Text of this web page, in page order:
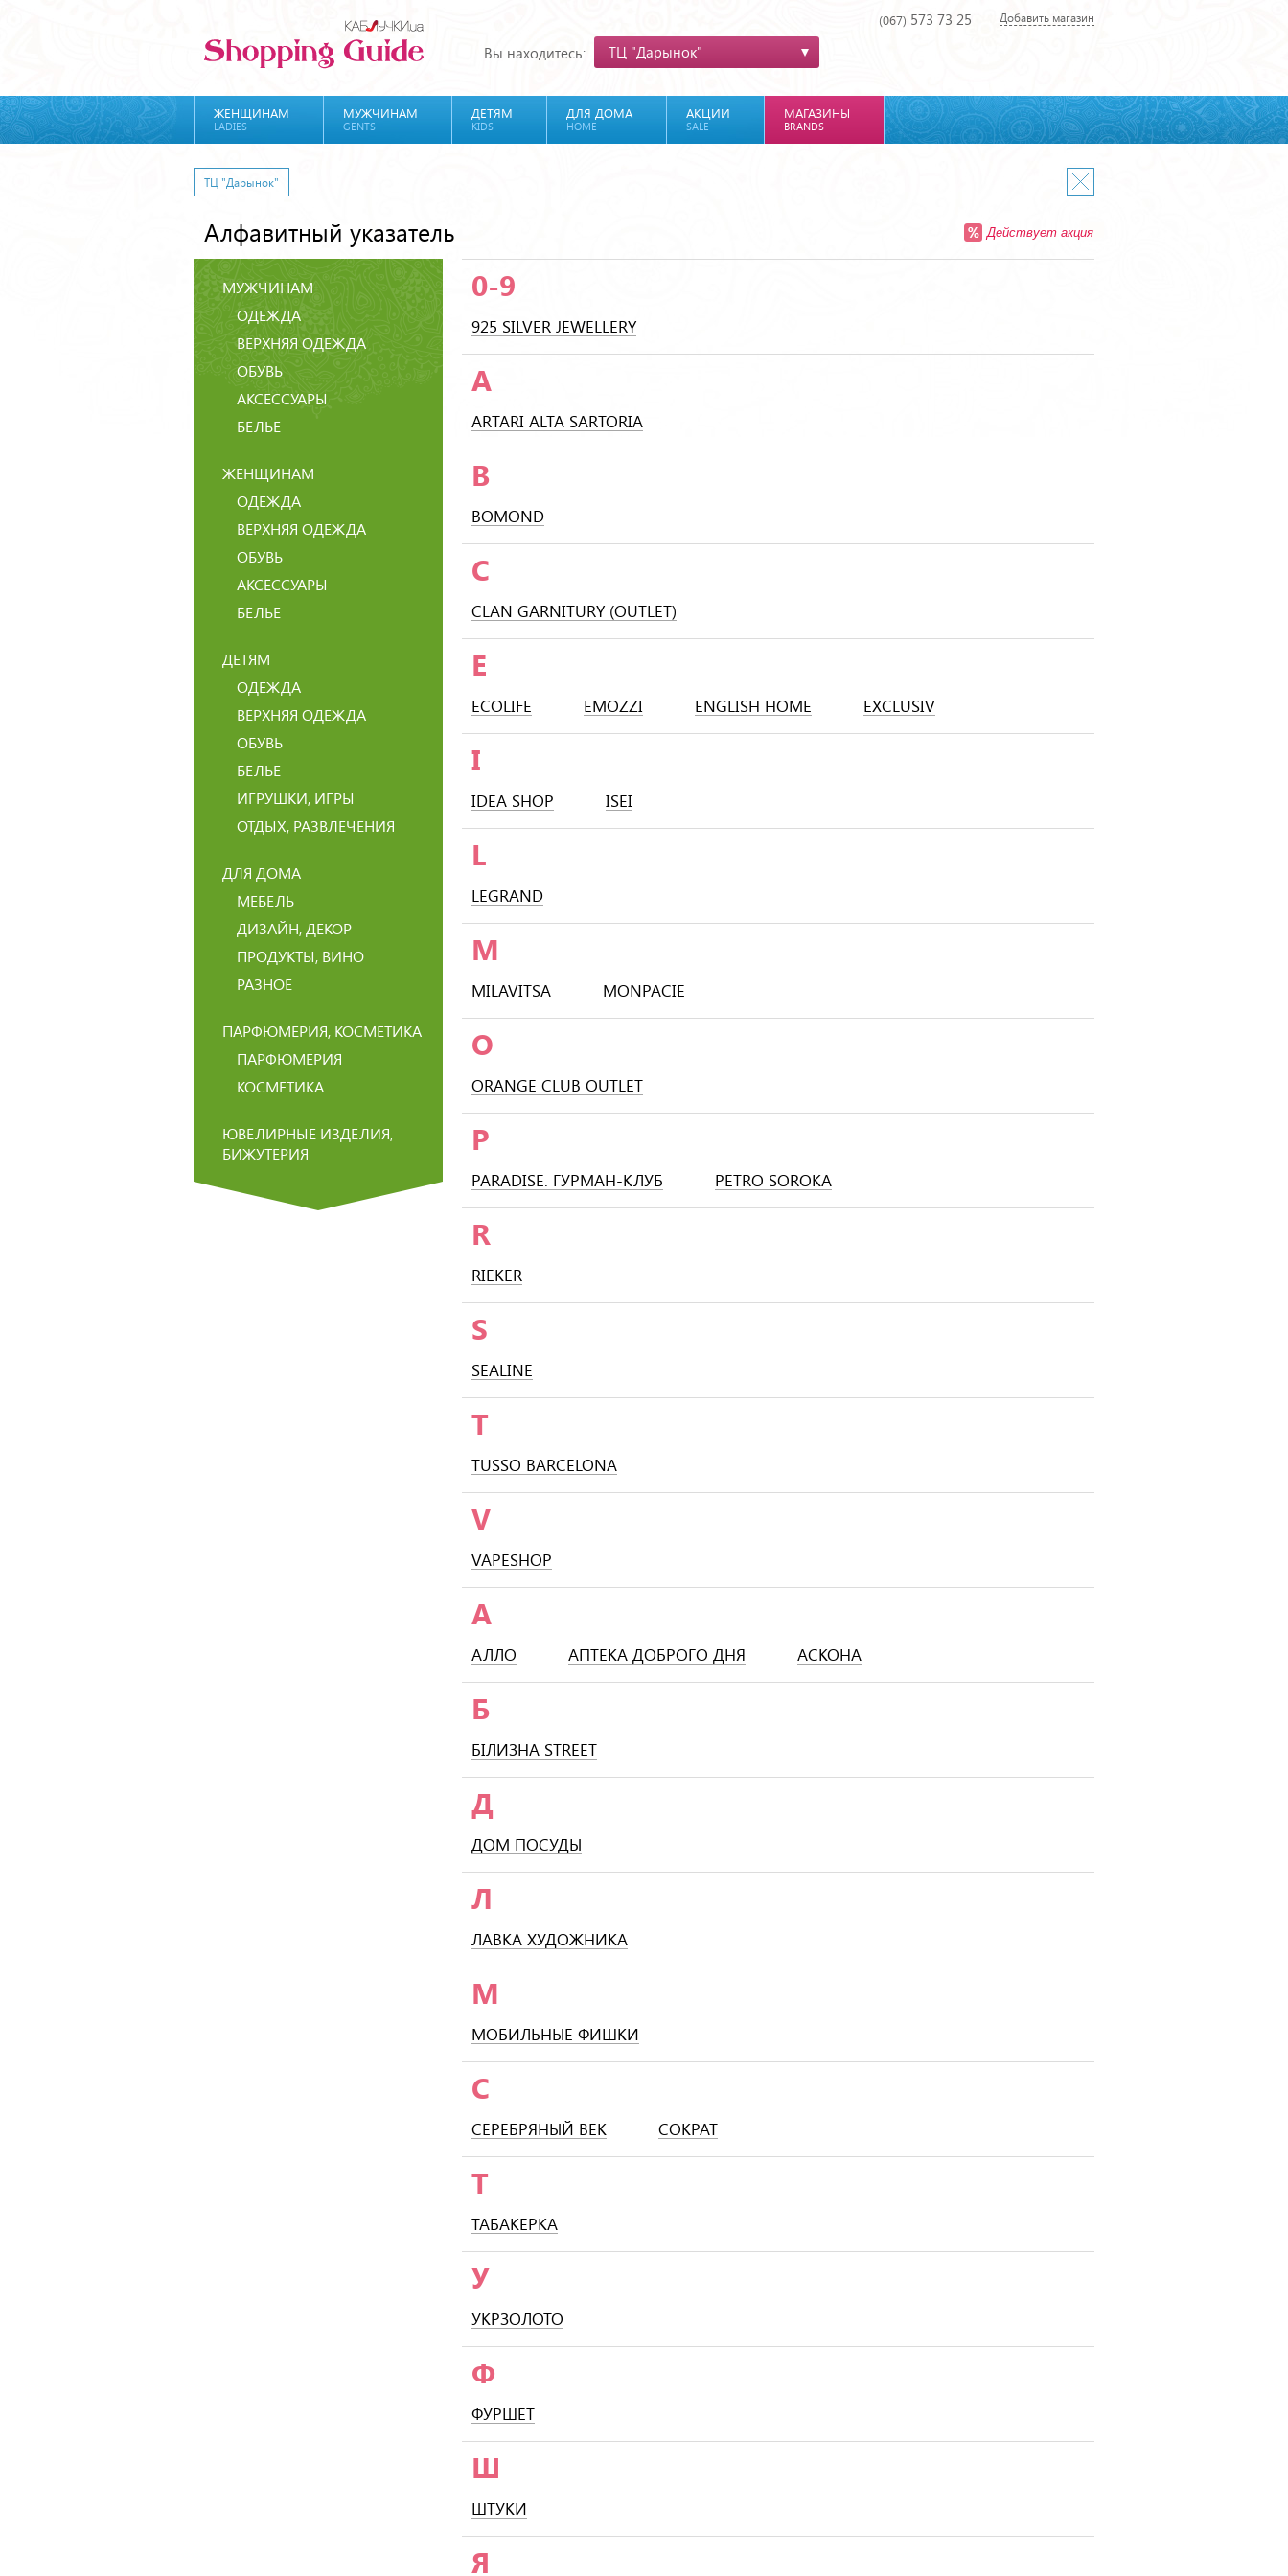
Вы находитесь: ТЦ "Дарынок"
(067) 573 73 25 Добавить магазин
ЖЕНЩИНАМ
LADIES
МУЖЧИНАМ
GENTS
ДЕТЯМ
KIDS
ДЛЯ ДОМА
HOME
АКЦИИ
SALE
МАГАЗИНЫ
BRANDS
ТЦ "Дарынок"
Алфавитный указатель Действует акция
МУЖЧИНАМ
ОДЕЖДА
ВЕРХНЯЯ ОДЕЖДА
ОБУВЬ
АКСЕССУАРЫ
БЕЛЬЕ
ЖЕНЩИНАМ
ОДЕЖДА
ВЕРХНЯЯ ОДЕЖДА
ОБУВЬ
АКСЕССУАРЫ
БЕЛЬЕ
ДЕТЯМ
ОДЕЖДА
ВЕРХНЯЯ ОДЕЖДА
ОБУВЬ
БЕЛЬЕ
ИГРУШКИ, ИГРЫ
ОТДЫХ, РАЗВЛЕЧЕНИЯ
ДЛЯ ДОМА
МЕБЕЛЬ
ДИЗАЙН, ДЕКОР
ПРОДУКТЫ, ВИНО
РАЗНОЕ
ПАРФЮМЕРИЯ, КОСМЕТИКА
ПАРФЮМЕРИЯ
КОСМЕТИКА
ЮВЕЛИРНЫЕ ИЗДЕЛИЯ,
БИЖУТЕРИЯ
0-9
925 SILVER JEWELLERY
A
ARTARI ALTA SARTORIA
B
BOMOND
C
CLAN GARNITURY (OUTLET)
E
ECOLIFE EMOZZI ENGLISH HOME EXCLUSIV
I
IDEA SHOP ISEI
L
LEGRAND
M
MILAVITSA MONPACIE
O
ORANGE CLUB OUTLET
P
PARADISE. ГУРМАН-КЛУБ PETRO SOROKA
R
RIEKER
S
SEALINE
T
TUSSO BARCELONA
V
VAPESHOP
А
АЛЛО АПТЕКА ДОБРОГО ДНЯ АСКОНА
Б
БІЛИЗНА STREET
Д
ДОМ ПОСУДЫ
Л
ЛАВКА ХУДОЖНИКА
М
МОБИЛЬНЫЕ ФИШКИ
С
СЕРЕБРЯНЫЙ ВЕК СОКРАТ
Т
ТАБАКЕРКА
У
УКРЗОЛОТО
Ф
ФУРШЕТ
Ш
ШТУКИ
Я